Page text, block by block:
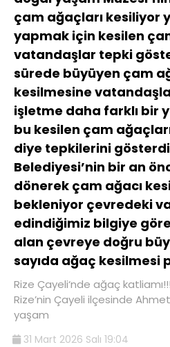
çam ağaçları kesiliyor
yapmak için kesilen
vatandaşlar tepki
sürede büyüyen çam
kesilmesine
işletme daha farklı bir
bu kesilen çam
diye tepkilerini
Belediyesi’nin bir an
dönerek çam ağacı
bekleniyor çevredeki
edindiğimiz bilgiye
alan çevreye doğru
sayıda ağaç kesilmesi
Rize Çayeli‘nde ağaç
Rize’nin Çayeli ilçesinde
yaşam
31 Mart 2026 Salı 19:04